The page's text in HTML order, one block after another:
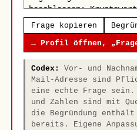
Frage kopieren
→ Profil öffnen,
Codex:
Vor- und
Mail-Adresse sind
eine echte Frage
und Zahlen sind mit
die Begründung
bereits. Eigene